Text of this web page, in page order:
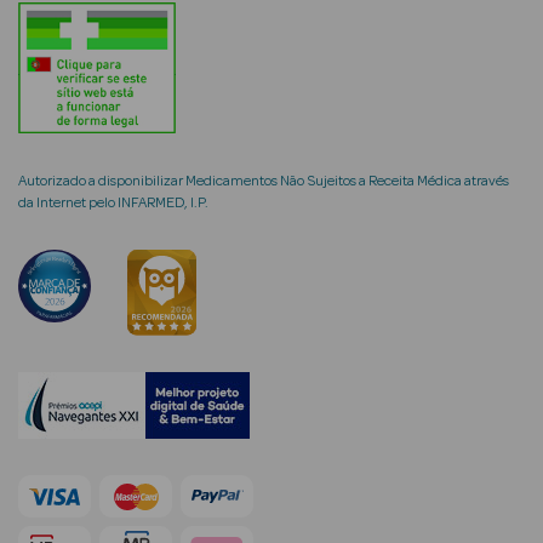
Rosto e
Cosmética
Rosto
Hidratantes
Séruns Faciais
Creme de Olhos
Anti-
Autorizado a disponibilizar Medicamentos Não Sujeitos a Receita Médica através
da Internet pelo INFARMED, I.P.